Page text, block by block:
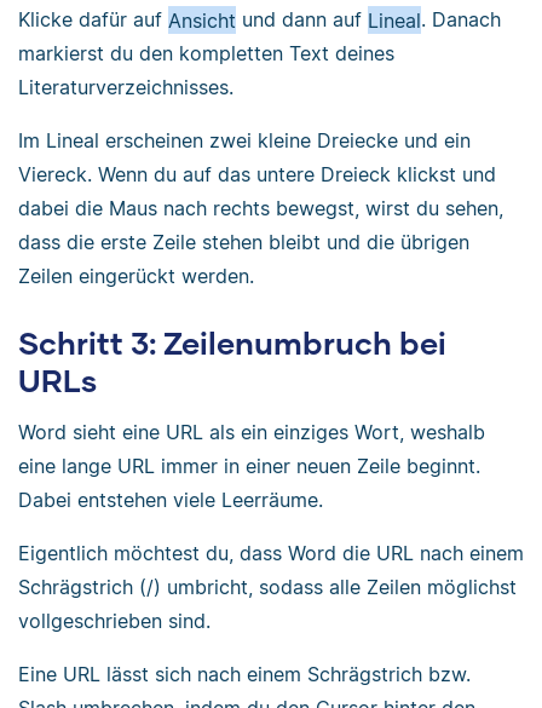
Klicke dafür auf Ansicht und dann auf Lineal. Danach
markierst du den kompletten Text deines
Literaturverzeichnisses.
Im Lineal erscheinen zwei kleine Dreiecke und ein
Viereck. Wenn du auf das untere Dreieck klickst und
dabei die Maus nach rechts bewegst, wirst du sehen,
dass die erste Zeile stehen bleibt und die übrigen
Zeilen eingerückt werden.
Schritt 3: Zeilenumbruch bei
URLs
Word sieht eine URL als ein einziges Wort, weshalb
eine lange URL immer in einer neuen Zeile beginnt.
Dabei entstehen viele Leerräume.
Eigentlich möchtest du, dass Word die URL nach einem
Schrägstrich (/) umbricht, sodass alle Zeilen möglichst
vollgeschrieben sind.
Eine URL lässt sich nach einem Schrägstrich bzw.